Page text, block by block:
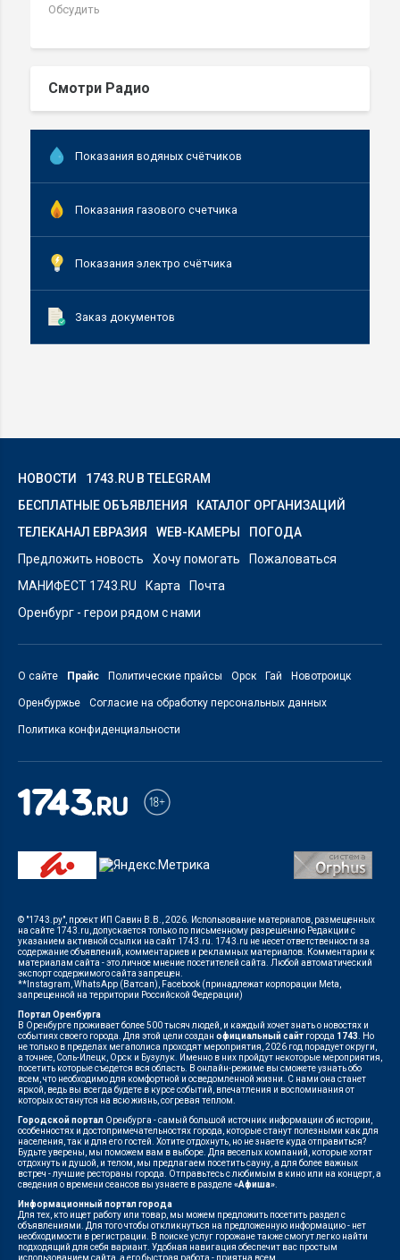
Обсудить
Смотри Радио
Показания водяных счётчиков
Показания газового счетчика
Показания электро счётчика
Заказ документов
НОВОСТИ
1743.RU В TELEGRAM
БЕСПЛАТНЫЕ ОБЪЯВЛЕНИЯ
КАТАЛОГ ОРГАНИЗАЦИЙ
ТЕЛЕКАНАЛ ЕВРАЗИЯ
WEB-КАМЕРЫ
ПОГОДА
Предложить новость
Хочу помогать
Пожаловаться
МАНИФЕСТ 1743.RU
Карта
Почта
Оренбург - герои рядом с нами
О сайте Прайс Политические прайсы Орск Гай Новотроицк
Оренбуржье Согласие на обработку персональных данных
Политика конфиденциальности
© "1743.ру", проект ИП Савин В.В., 2026. Использование материалов, размещенных
на сайте 1743.ru, допускается только по письменному разрешению Редакции с
указанием активной ссылки на сайт 1743.ru. 1743.ru не несет ответственности за
содержание объявлений, комментариев и рекламных материалов. Комментарии к
материалам сайта - это личное мнение посетителей сайта. Любой автоматический
экспорт содержимого сайта запрещен.
**Instagram, WhatsApp (Ватсап), Facebook (принадлежат корпорации Meta,
запрещенной на территории Российской Федерации)
Портал Оренбурга
В Оренбурге проживает более 500 тысяч людей, и каждый хочет знать о новостях и
событиях своего города. Для этой цели создан официальный сайт города 1743 . Но
не только в пределах мегаполиса проходят мероприятия, 2026 год порадует округи,
а точнее, Соль-Илецк, Орск и Бузулук. Именно в них пройдут некоторые мероприятия,
посетить которые съедется вся область. В онлайн-режиме вы сможете узнать обо
всем, что необходимо для комфортной и осведомленной жизни. С нами она станет
яркой, ведь вы всегда будете в курсе событий, впечатления и воспоминания от
которых останутся на всю жизнь, согревая теплом.
Городской портал Оренбурга - самый большой источник информации об истории,
особенностях и достопримечательностях города, которые станут полезными как для
населения, так и для его гостей. Хотите отдохнуть, но не знаете куда отправиться?
Будьте уверены, мы поможем вам в выборе. Для веселых компаний, которые хотят
отдохнуть и душой, и телом, мы предлагаем посетить сауну, а для более важных
встреч - лучшие рестораны города. Отправьтесь с любимым в кино или на концерт, а
сведения о времени сеансов вы узнаете в разделе«Афиша»
Информационный портал города
Для тех, кто ищет работу или товар, мы можем предложить посетить раздел с
объявлениями. Для того чтобы откликнуться на предложенную информацию - нет
необходимости в регистрации. В поиске услуг горожане также смогут легко найти
подходящий для себя вариант. Удобная навигация обеспечит вас простым
использованием сайта, а его быстрая работа - приятна всем.